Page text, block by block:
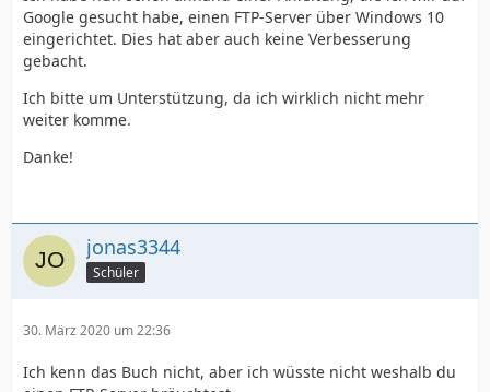
Google gesucht habe, einen FTP-Server über Windows 10
eingerichtet. Dies hat aber auch keine Verbesserung
gebacht.
Ich bitte um Unterstützung, da ich wirklich nicht mehr
weiter komme.
Danke!
jonas3344
Schüler
30. März 2020 um 22:36
Ich kenn das Buch nicht, aber ich wüsste nicht weshalb du